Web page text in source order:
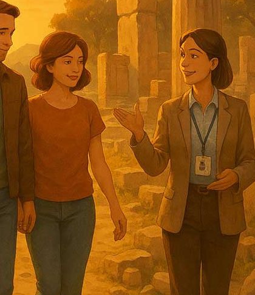
Visite individuali
Per singoli e piccoli gruppi
Visite di gruppo